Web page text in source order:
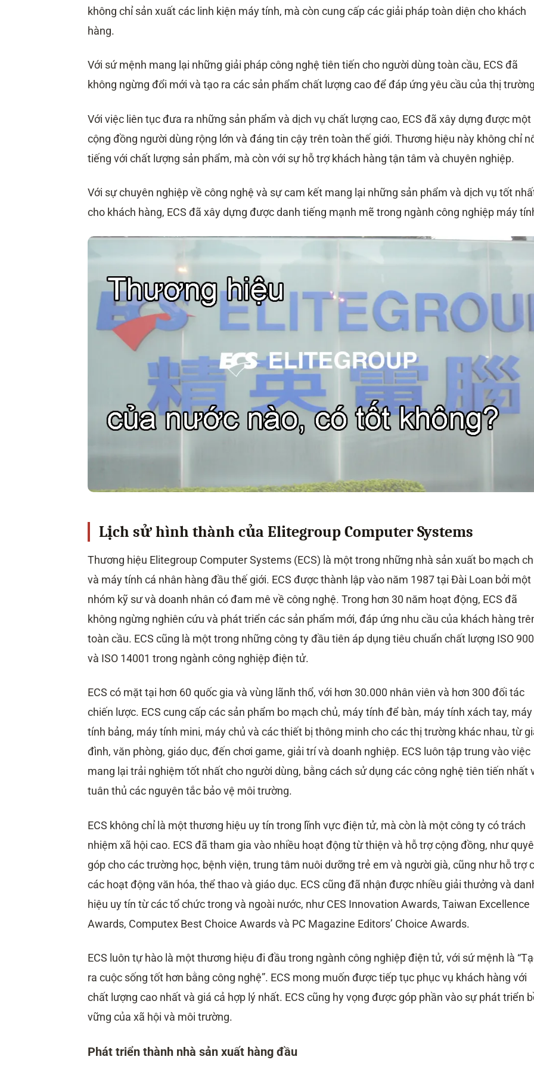
10.6. Các đối thủ cạnh tranh chính của Elitegroup Computer Systems là ai?
11.3. Đại lý ủy quyền của ECS
không chỉ sản xuất các linh kiện máy tính, mà còn cung cấp các giải pháp toàn diện cho khách
hàng.
Với sứ mệnh mang lại những giải pháp công nghệ tiên tiến cho người dùng toàn cầu, ECS đã
không ngừng đổi mới và tạo ra các sản phẩm chất lượng cao để đáp ứng yêu cầu của thị
Với việc liên tục đưa ra những sản phẩm và dịch vụ chất lượng cao, ECS đã xây dựng được một
cộng đồng người dùng rộng lớn và đáng tin cậy trên toàn thế giới. Thương hiệu này không chỉ
tiếng với chất lượng sản phẩm, mà còn với sự hỗ trợ khách hàng tận tâm và chuyên nghiệp.
Với sự chuyên nghiệp về công nghệ và sự cam kết mang lại những sản phẩm và dịch vụ tốt
cho khách hàng, ECS đã xây dựng được danh tiếng mạnh mẽ trong ngành công nghiệp máy
Lịch sử hình thành của Elitegroup Computer Systems
Thương hiệu Elitegroup Computer Systems (ECS) là một trong những nhà sản xuất bo mạch
và máy tính cá nhân hàng đầu thế giới. ECS được thành lập vào năm 1987 tại Đài Loan bởi một
nhóm kỹ sư và doanh nhân có đam mê về công nghệ. Trong hơn 30 năm hoạt động, ECS đã
không ngừng nghiên cứu và phát triển các sản phẩm mới, đáp ứng nhu cầu của khách hàng
toàn cầu. ECS cũng là một trong những công ty đầu tiên áp dụng tiêu chuẩn chất lượng ISO
và ISO 14001 trong ngành công nghiệp điện tử.
ECS có mặt tại hơn 60 quốc gia và vùng lãnh thổ, với hơn 30.000 nhân viên và hơn 300 đối tác
chiến lược. ECS cung cấp các sản phẩm bo mạch chủ, máy tính để bàn, máy tính xách tay, máy
tính bảng, máy tính mini, máy chủ và các thiết bị thông minh cho các thị trường khác nhau, từ
đình, văn phòng, giáo dục, đến chơi game, giải trí và doanh nghiệp. ECS luôn tập trung vào việc
mang lại trải nghiệm tốt nhất cho người dùng, bằng cách sử dụng các công nghệ tiên tiến nhất
tuân thủ các nguyên tắc bảo vệ môi trường.
ECS không chỉ là một thương hiệu uy tín trong lĩnh vực điện tử, mà còn là một công ty có trách
nhiệm xã hội cao. ECS đã tham gia vào nhiều hoạt động từ thiện và hỗ trợ cộng đồng, như
góp cho các trường học, bệnh viện, trung tâm nuôi dưỡng trẻ em và người già, cũng như hỗ trợ
các hoạt động văn hóa, thể thao và giáo dục. ECS cũng đã nhận được nhiều giải thưởng và
hiệu uy tín từ các tổ chức trong và ngoài nước, như CES Innovation Awards, Taiwan Excellence
Awards, Computex Best Choice Awards và PC Magazine Editors’ Choice Awards.
ECS luôn tự hào là một thương hiệu đi đầu trong ngành công nghiệp điện tử, với sứ mệnh là
ra cuộc sống tốt hơn bằng công nghệ”. ECS mong muốn được tiếp tục phục vụ khách hàng với
chất lượng cao nhất và giá cả hợp lý nhất. ECS cũng hy vọng được góp phần vào sự phát triển
vững của xã hội và môi trường.
Phát triển thành nhà sản xuất hàng đầu